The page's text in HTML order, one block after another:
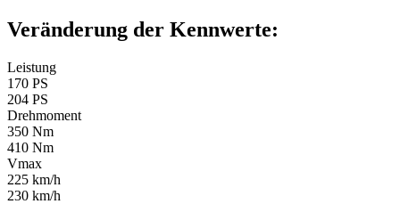
Veränderung der Kennwerte:
Leistung
170 PS
204 PS
Drehmoment
350 Nm
410 Nm
Vmax
225 km/h
230 km/h